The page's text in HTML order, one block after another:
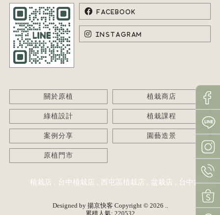
關於原植 植栽商店
綠植設計 植栽課程
案例分享 園藝造景
原植門市
植栽店 台中植栽店 西屯區植栽店 盆栽店 台中盆栽店
Designed by 揚京快客 Copyright © 2026 ..
累積人氣: 220532